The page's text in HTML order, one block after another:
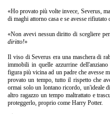
«Ho provato più volte invece, Severus,
di maghi attorno casa e se avesse
«Non avevi nessun diritto di scegliere
diritto!»
Il viso di Severus era una maschera di
immobili in quelle azzurrine
figura più vicina ad un padre che avesse
provato un tempo, tutto il rispetto che
ormai solo un lontano ricordo, un'ideale
altro ragazzo un tempo maltrattato e
proteggerlo, proprio come Harry Potter.